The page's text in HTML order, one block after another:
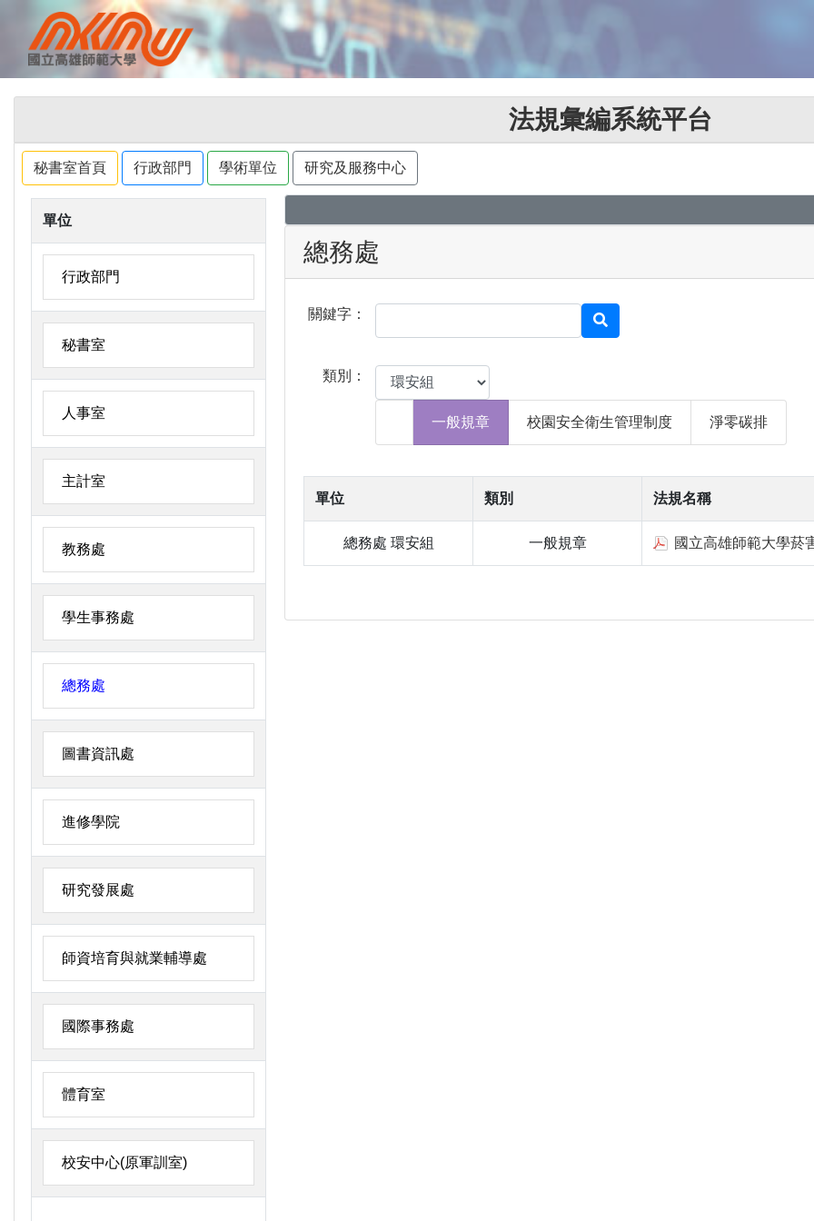
法規彙編系統平台
秘書室首頁 行政部門 學術單位 研究及服務中心
單位
行政部門
秘書室
人事室
主計室
教務處
學生事務處
總務處
圖書資訊處
進修學院
研究發展處
師資培育與就業輔導處
國際事務處
體育室
校安中心(原軍訓室)
總務處
關鍵字：
類別：
一般規章 校園安全衛生管理制度 淨零碳排
單位 類別 法規名稱
總務處 環安組 一般規章 國立高雄師範大學菸